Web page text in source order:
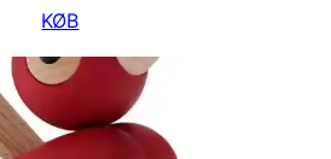
KØB